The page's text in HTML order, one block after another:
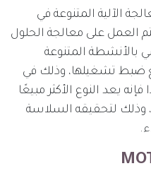
الآلية المتنوعة في
يتم العمل على معالجة الحلول
بالأنشطة المتنوعة
ضبط تشغيلها، وذلك في
يعد النوع الأكثر مبيعًا
وذلك لتحقيقه السلاسة